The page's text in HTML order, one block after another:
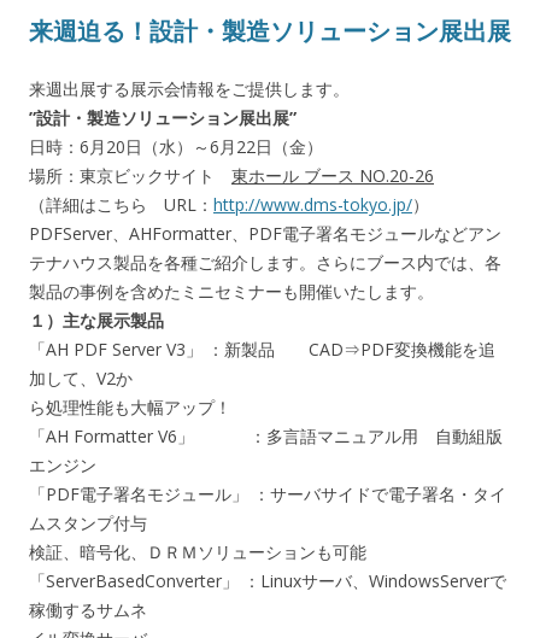
来週迫る！設計・製造ソリューション展出展
来週出展する展示会情報をご提供します。
”設計・製造ソリューション展出展”
日時：6月20日（水）～6月22日（金）
場所：東京ビックサイト 東ホール ブース NO.20-26
（詳細はこちら URL： http://www.dms-tokyo.jp/）
PDFServer、AHFormatter、PDF電子署名モジュールなどアン
テナハウス製品を各種ご紹介します。さらにブース内では、各
製品の事例を含めたミニセミナーも開催いたします。
１）主な展示製品
「AH PDF Server V3」 ：新製品 CAD⇒PDF変換機能を追
加して、V2か
ら処理性能も大幅アップ！
「AH Formatter V6」 ：多言語マニュアル用 自動組版
エンジン
「PDF電子署名モジュール」 ：サーバサイドで電子署名・タイ
ムスタンプ付与
検証、暗号化、ＤＲＭソリューションも可能
「ServerBasedConverter」 ：Linuxサーバ、WindowsServerで
稼働するサムネ